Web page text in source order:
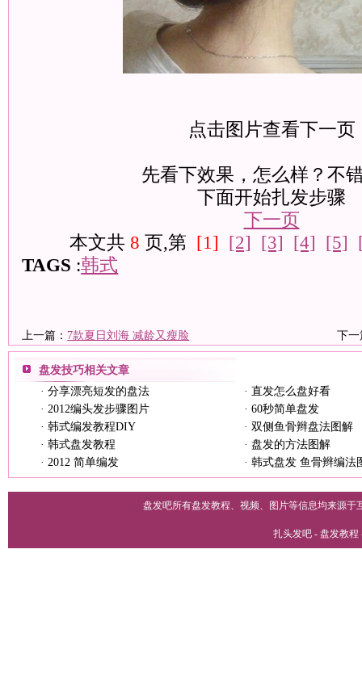
点击图片查看下一页
先看下效果，怎么样？不
下面开始扎发步骤
下一页
本文共 8 页,第 [1] [2] [3] [4] [5]
TAGS :韩式
上一篇： 7款夏日刘海 减龄又瘦脸 下一
盘发技巧相关文章
· 分享漂亮短发的盘法 · 直发怎么盘好看
· 2012编头发步骤图片 · 60秒简单盘发
· 韩式编发教程DIY · 双侧鱼骨辫盘法图解
· 韩式盘发教程 · 盘发的方法图解
· 2012 简单编发 · 韩式盘发 鱼骨辫编法
盘发吧所有盘发教程、视频、图片等信息均来源
扎头发吧 - 盘发教